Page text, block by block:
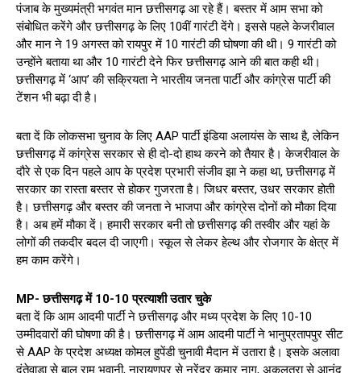
पंजाब के मुख्यमंत्री भगवंत मान छत्तीसगढ़ आ रहे हैं। बस्तर में आम सभा को
संबोधित करेंगे और छत्तीसगढ़ के लिए 10वीं गारंटी देंगे। इससे पहले केजरीवाल
और मान ने 19 अगस्त को रायपुर में 10 गारंटी की घोषणा की थी। 9 गारंटी को
उन्होंने बताया था और 10 गारंटी देने फिर छत्तीसगढ़ आने की बात कही थी।
छत्तीसगढ़ में ‘आप’ की सक्रियता ने भारतीय जनता पार्टी और कांग्रेस पार्टी की
टेंशन भी बढ़ा दी है।
बता दें कि लोकसभा चुनाव के लिए AAP पार्टी इंडिया अलायंस के साथ है, लेकिन
छत्तीसगढ़ में कांग्रेस सरकार से ही दो-दो हाथ करने को तैयार है। केजरीवाल के
दौरे से एक दिन पहले आप के प्रदेश प्रभारी संजीव झा ने कहा था, छत्तीसगढ़ में
सरकार का रास्ता बस्तर से होकर गुजरता है। जिधर बस्तर, उधर सरकार होती
है। छत्तीसगढ़ और बस्तर की जनता ने भाजपा और कांग्रेस दोनों को मौका दिया
है। अब हमें मौका दें। हमारी सरकार बनी तो छत्तीसगढ़ की तस्वीर और यहां के
लोगों की तकदीर बदल दी जाएगी। स्कूल से लेकर हेल्थ और रोजगार के क्षेत्र में
हम काम करेंगे।
MP- छत्तीसगढ़ में 10-10 प्रत्याशी उतार चुके
बता दें कि आम आदमी पार्टी ने छत्तीसगढ़ और मध्य प्रदेश के लिए 10-10
उम्मीदवारों की घोषणा की है। छत्तीसगढ़ में आम आदमी पार्टी ने भानुप्रतापपुर सीट
से AAP के प्रदेश अध्यक्ष कोमल हुपेंडी चुनावी मैदान में उतारा है। इसके अलावा